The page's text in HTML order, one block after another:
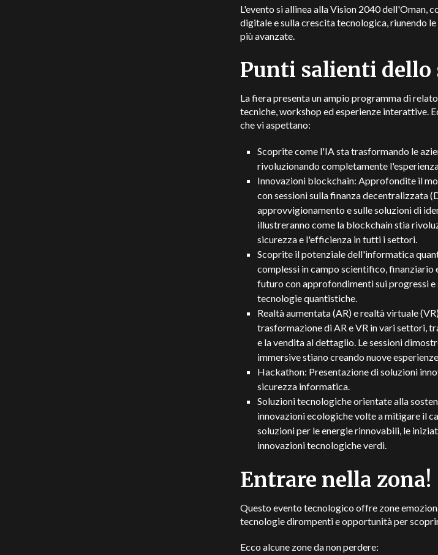
L'evento si allinea alla Vision 2040 dell'Oman,
digitale e sulla crescita tecnologica, riunendo
più avanzate.
Punti salienti dello
La fiera presenta un ampio programma di
tecniche, workshop ed esperienze interattive.
che vi aspettano:
Scoprite come l'IA sta trasformando le
rivoluzionando completamente
Innovazioni blockchain: Approfondite il
con sessioni sulla finanza decentralizzata
approvvigionamento e sulle soluzioni di
illustreranno come la blockchain stia
sicurezza e l'efficienza in tutti i settori.
Scoprite il potenziale dell'informatica
complessi in campo scientifico,
futuro con approfondimenti sui progressi
tecnologie quantistiche.
Realtà aumentata (AR) e realtà virtuale
trasformazione di AR e VR in vari settori,
e la vendita al dettaglio. Le sessioni
immersive stiano creando nuove
Hackathon: Presentazione di soluzioni
sicurezza informatica.
Soluzioni tecnologiche orientate alla
innovazioni ecologiche volte a mitigare il
soluzioni per le energie rinnovabili, le
innovazioni tecnologiche verdi.
Entrare nella zona!
Questo evento tecnologico offre zone
tecnologie dirompenti e opportunità per
Ecco alcune zone da non perdere: